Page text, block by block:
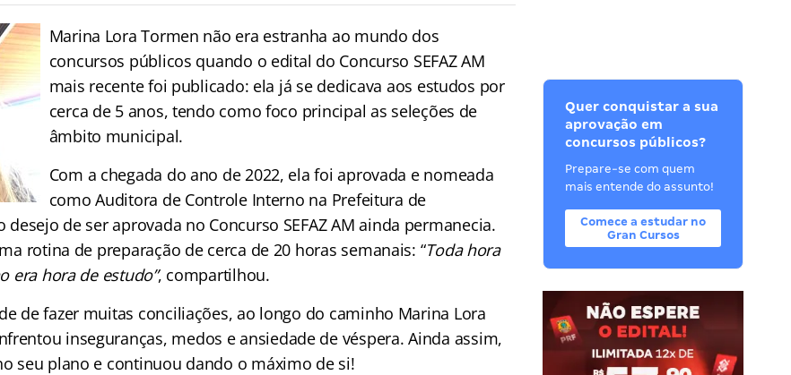
Marina Lora Tormen não era estranha ao mundo dos
concursos públicos quando o edital do Concurso SEFAZ AM
mais recente foi publicado: ela já se dedicava aos estudos por
cerca de 5 anos, tendo como foco principal as seleções de
âmbito municipal.
Com a chegada do ano de 2022, ela foi aprovada e nomeada
como Auditora de Controle Interno na Prefeitura de
desejo de ser aprovada no Concurso SEFAZ AM ainda permanecia.
rotina de preparação de cerca de 20 horas semanais: “Toda hora
era hora de estudo”, compartilhou.
de fazer muitas conciliações, ao longo do caminho Marina Lora
inseguranças, medos e ansiedade de véspera. Ainda assim,
seu plano e continuou dando o máximo de si!
Quer conquistar a sua
aprovação em
concursos públicos?
Prepare-se com quem
mais entende do assunto!
Comece a estudar no
Gran Cursos